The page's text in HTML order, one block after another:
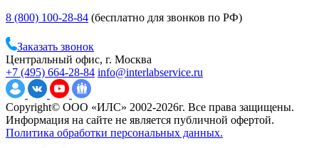
8 (800) 100-28-84 (бесплатно для звонков по РФ)
Заказать звонок
Центральный офис, г. Москва
+7 (495) 664-28-84 info@interlabservice.ru
Copyright© ООО «ИЛС» 2002-2026г. Все права защищены.
Информация на сайте не является публичной офертой.
Политика обработки персональных данных.